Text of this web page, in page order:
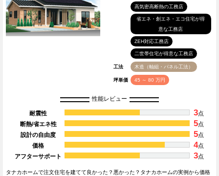
高気密高断熱の工務店
省エネ・創エネ・エコ住宅が得
意な工務店
ZEH対応工務店
二世帯住宅が得意な工務店
工法 木造（軸組・パネル工法）
坪単価 45 ～ 80 万円
性能レビュー
耐震性 3点
断熱/省エネ性
5点
設計の自由度
5点
価格
4点
アフターサポート
3点
タナカホームで注文住宅を建てて良かった？悪かった？タナカホームの実例から価格